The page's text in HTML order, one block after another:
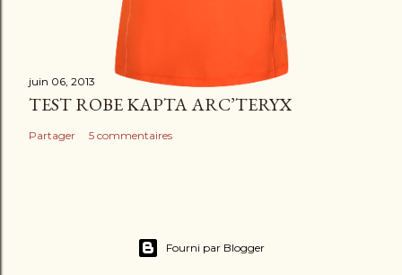
juin 06, 2013
TEST ROBE KAPTA ARC’TERYX
Partager 5 commentaires
Fourni par Blogger